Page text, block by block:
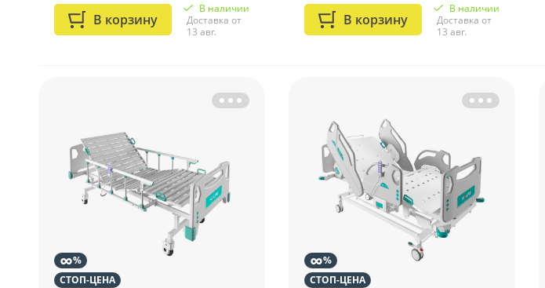
В корзину
В наличии
Доставка от
13 авг.
В корзину
В наличии
Доставка от
13 авг.
∞%
СТОП-ЦЕНА
∞%
СТОП-ЦЕНА